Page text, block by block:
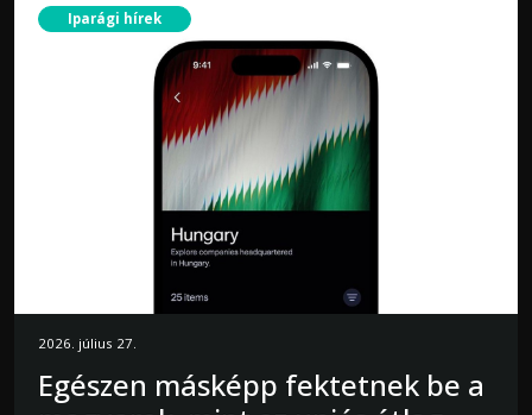
Iparági hírek
2026. július 27.
Egészen másképp fektetnek be a